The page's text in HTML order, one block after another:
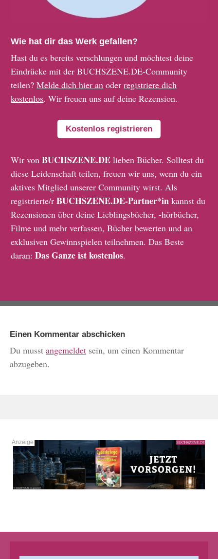
Wie hat dir das Werk gefallen?
Hast du es bereits verschlungen und möchtest deine
Eindrücke mit der BUCHSZENE.DE-Community
teilen?Melde dich hier an oderregistriere dich
kostenlos. Wir freuen uns auf deine Rezension.
Kostenlos registrieren
Wir vonBUCHSZENE.DE lieben Bücher. Solltest du
diese Leidenschaft teilen, freuen wir uns, wenn du ein
aktives Mitglied unserer Community wirst. Als
registrierte/rBUCHSZENE.DE-Partner*in kannst du
Rezensionen über deine Lieblingsbücher, -hörbücher,
Filme und mehr verfassen, Bücher bewerten und an
exklusiven Gewinnspielen teilnehmen. Das Beste
daran:Das Ganze ist kostenlos.
Einen Kommentar abschicken
Du musst angemeldet sein, um einen Kommentar
abzugeben.